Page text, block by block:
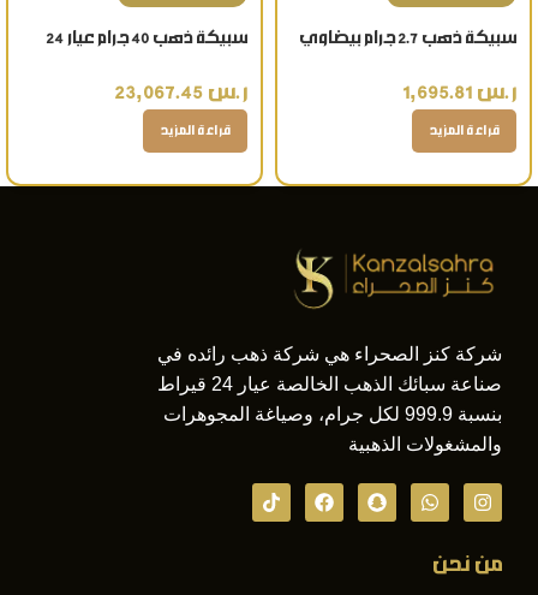
سبيكة ذهب 2.7 جرام بيضاوي
ر.س
قراءة المزيد
سبيكة ذهب 40 جرام عيار 24
للمناسبات الكبرى
ر.س
قراءة المزيد
شركة كنز الصحراء هي شركة ذهب رائده في
صناعة سبائك الذهب الخالصة عيار 24 قيراط
بنسبة 999.9 لكل جرام، وصياغة المجوهرات
والمشغولات الذهبية
من نحن